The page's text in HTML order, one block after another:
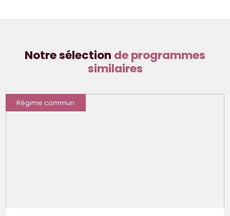
Notre sélection de programmes
similaires
Régime commun